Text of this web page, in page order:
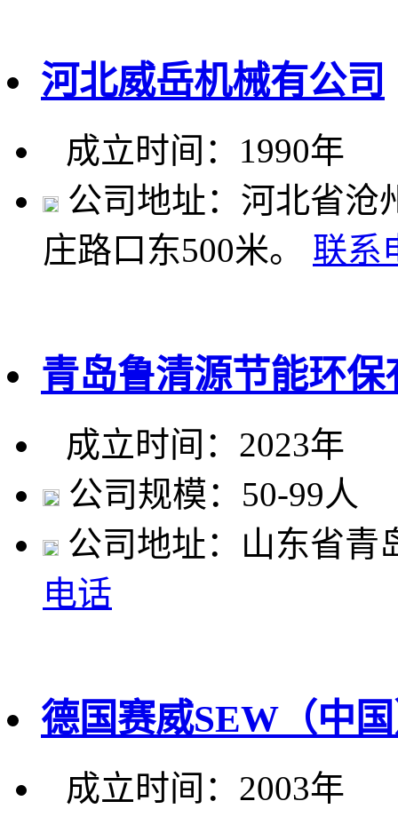
河北威岳机械有公司
成立时间：1990年
公司地址：河北省沧
庄路口东500米。
联系
青岛鲁清源节能环保
成立时间：2023年
公司规模：50-99人
公司地址：山东省青
电话
德国赛威SEW（中
成立时间：2003年